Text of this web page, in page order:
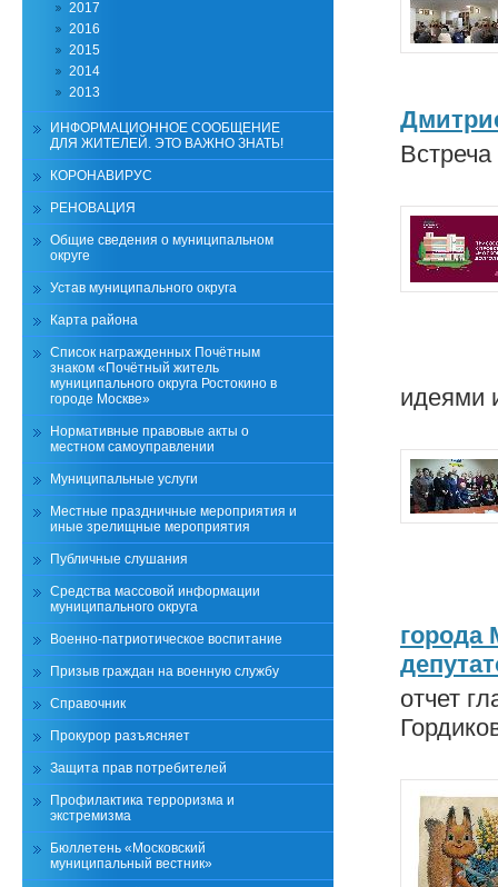
идеями
города
отчет
2017
2016
2015
2014
2013
ИНФОРМАЦИОННОЕ СООБЩЕНИЕ
ДЛЯ ЖИТЕЛЕЙ. ЭТО ВАЖНО ЗНАТЬ!
КОРОНАВИРУС
РЕНОВАЦИЯ
Общие сведения о муниципальном
округе
Устав муниципального округа
Карта района
Список награжденных Почётным
знаком «Почётный житель
муниципального округа Ростокино в
городе Москве»
Нормативные правовые акты о
местном самоуправлении
Муниципальные услуги
Местные праздничные мероприятия и
иные зрелищные мероприятия
Публичные слушания
Средства массовой информации
муниципального округа
Военно-патриотическое воспитание
Призыв граждан на военную службу
Справочник
Прокурор разъясняет
Защита прав потребителей
Профилактика терроризма и
экстремизма
Бюллетень «Московский
муниципальный вестник»